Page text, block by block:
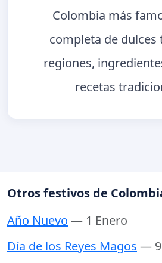
Colombia más
completa de dulces
regiones,
recetas
Otros festivos de
Año Nuevo — 1 Enero
Día de los Reyes Magos — 9